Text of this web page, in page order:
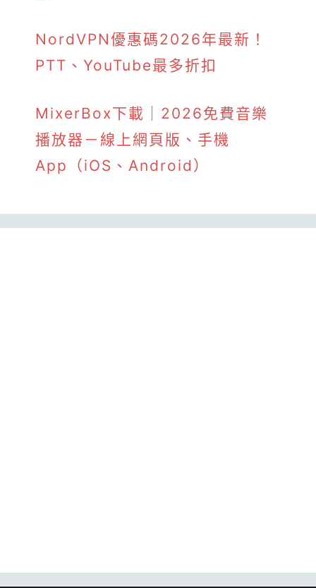
NordVPN優惠碼2026年最新！
PTT、YouTube最多折扣
MixerBox下載｜2026免費音樂
播放器－線上網頁版、手機
App（iOS、Android）